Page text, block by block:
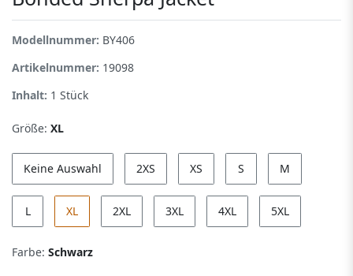
Modellnummer: BY406
Artikelnummer: 19098
Inhalt: 1 Stück
Größe: XL
Keine Auswahl 2XS XS S M
L XL 2XL 3XL 4XL 5XL
Farbe: Schwarz